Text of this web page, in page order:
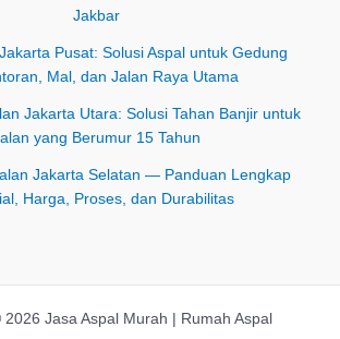
Jakbar
Pusat: Solusi Aspal untuk Gedung
Mal, dan Jalan Raya Utama
Jakarta Utara: Solusi Tahan Banjir untuk
yang Berumur 15 Tahun
Jakarta Selatan — Panduan Lengkap
Harga, Proses, dan Durabilitas
Jasa Aspal Murah | Rumah Aspal